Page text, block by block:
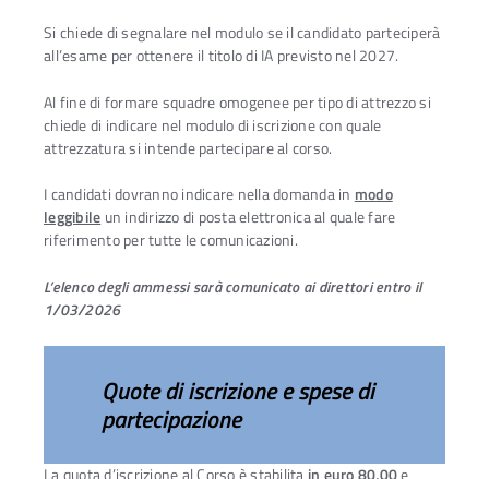
Si chiede di segnalare nel modulo se il candidato parteciperà
all’esame per ottenere il titolo di IA previsto nel 2027.
Al fine di formare squadre omogenee per tipo di attrezzo si
chiede di indicare nel modulo di iscrizione con quale
attrezzatura si intende partecipare al corso.
I candidati dovranno indicare nella domanda in modo
leggibile un indirizzo di posta elettronica al quale fare
riferimento per tutte le comunicazioni.
L’elenco degli ammessi sarà comunicato ai direttori entro il
1/03/2026
Quote di iscrizione e spese di
partecipazione
La quota d’iscrizione al Corso è stabilita in euro 80,00e